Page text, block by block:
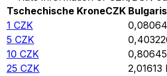
Tschechische KroneCZK
1 CZK
5 CZK
10 CZK
25 CZK 2,01613